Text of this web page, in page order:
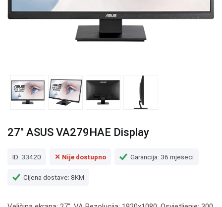
27" ASUS VA279HAE Display
ID: 33420 ✕ Nije dostupno Garancija: 36 mjeseci
Cijena dostave: 8KM